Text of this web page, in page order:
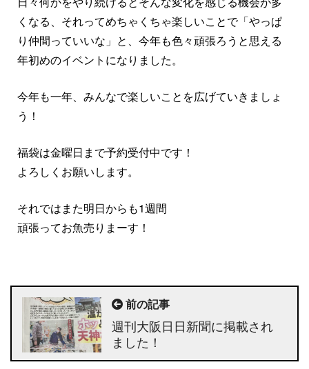
くなる、それってめちゃくちゃ楽しいことで「やっぱ
り仲間っていいな」と、今年も色々頑張ろうと思える
年初めのイベントになりました。
今年も一年、みんなで楽しいことを広げていきましょ
う！
福袋は金曜日まで予約受付中です！
よろしくお願いします。
それではまた明日からも1週間
頑張ってお魚売りまーす！
前の記事
週刊大阪日日新聞に掲載され
ました！